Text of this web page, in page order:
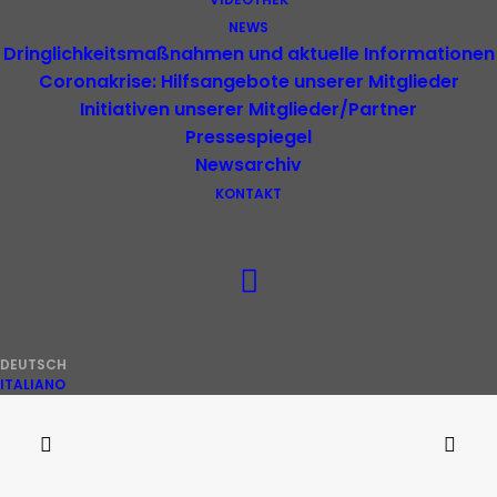
NEWS
Dringlichkeitsmaßnahmen und aktuelle Informationen
Coronakrise: Hilfsangebote unserer Mitglieder
Initiativen unserer Mitglieder/Partner
Pressespiegel
Newsarchiv
KONTAKT
DEUTSCH
ITALIANO